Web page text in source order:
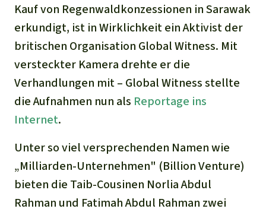
Wilderei
Staudämme
Straßen
Kauf von Regenwaldkonzessionen in Sarawak
erkundigt, ist in Wirklichkeit ein Aktivist der
britischen Organisation Global Witness. Mit
versteckter Kamera drehte er die
Verhandlungen mit – Global Witness stellte
die Aufnahmen nun als Reportage ins
Internet.
Unter so viel versprechenden Namen wie
„Milliarden-Unternehmen" (Billion Venture)
bieten die Taib-Cousinen Norlia Abdul
Rahman und Fatimah Abdul Rahman zwei